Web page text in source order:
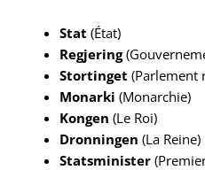
Stat (État)
Regjering
Stortinget (Parlement
Monarki (Monarchie)
Kongen (Le Roi)
Dronningen (La Reine)
Statsminister